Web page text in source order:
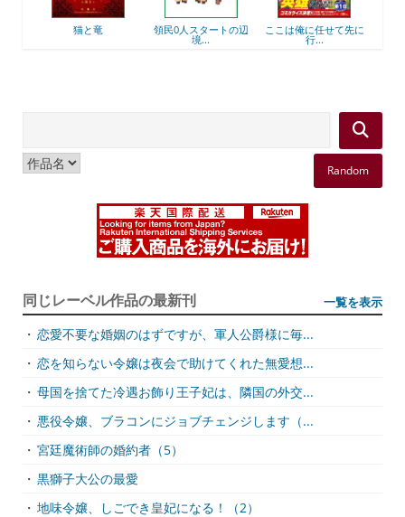
領民0人スタートの辺 ここは俺に任せて先に
行...
最強出涸らし皇子の暗
躍...
Random
同じレーベル作品の最新刊 一覧を表示
・ 恋愛不要な婚姻のはずですが、軍人公爵様に毎...
・ 恋を知らない令嬢は夜会で助けてくれた無愛想...
・ 母国を捨てた冷遇お飾り王子妃は、隣国の外交...
・ 悪役令嬢、ブラコンにジョブチェンジします（...
・ 宮廷魔術師の婚約者（5）
・ 黒獅子大公の最愛
・ 地味令嬢、しごでき皇妃になる！（2）